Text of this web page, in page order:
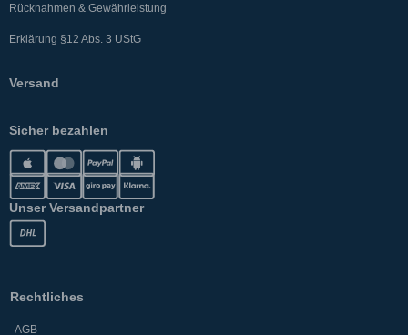
Rücknahmen & Gewährleistung
Erklärung §12 Abs. 3 UStG
Versand
Sicher bezahlen
Unser Versandpartner
Rechtliches
AGB